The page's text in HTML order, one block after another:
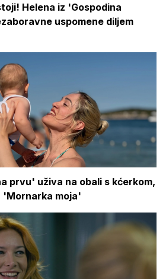
Helena iz 'Gospodina
uspomene diljem
prvu' uživa na obali s kćerkom,
'Mornarka moja'